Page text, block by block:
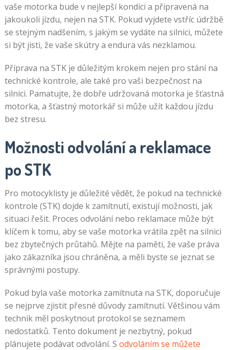
vaše motorka bude v nejlepší kondici a připravená na
jakoukoli jízdu, nejen na STK. Pokud vyjdete vstříc údržbě
se stejným nadšením, s jakým se vydáte na silnici, můžete
si být jisti, že vaše skútry a endura vás nezklamou.
Příprava na STK je důležitým krokem nejen pro stání na
technické kontrole, ale také pro vaši bezpečnost na
silnici. Pamatujte, že dobře udržovaná motorka je šťastná
motorka, a šťastný motorkář si může užít každou jízdu
bez stresu.
Možnosti odvolání a reklamace
po STK
Pro motocyklisty je důležité vědět, že pokud na technické
kontrole (STK) dojde k zamítnutí, existují možnosti, jak
situaci řešit. Proces odvolání nebo reklamace může být
klíčem k tomu, aby se vaše motorka vrátila zpět na silnici
bez zbytečných průtahů. Mějte na paměti, že vaše práva
jako zákazníka jsou chráněna, a měli byste se jeznat se
správnými postupy.
Pokud byla vaše motorka zamítnuta na STK, doporučuje
se nejprve zjistit přesné důvody zamítnutí. Většinou vám
technik měl poskytnout protokol se seznamem
nedostatků. Tento dokument je nezbytný, pokud
plánujete podávat odvolání. S odvoláním se můžete